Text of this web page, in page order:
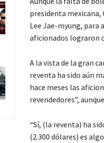
presidenta mexicana,
Lee Jae-myung, para
aficionados lograron
A la vista de la gran
reventa ha sido aún
hace meses las
revendedores”,
“Sí, (la reventa) ha
(2.300 dólares) es